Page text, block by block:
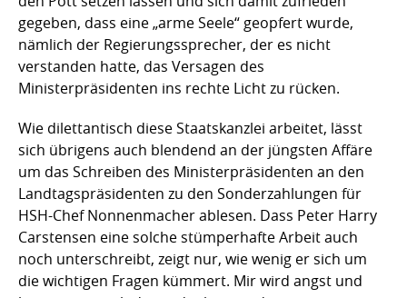
gegeben, dass eine „arme Seele“ geopfert wurde,
nämlich der Regierungssprecher, der es nicht
verstanden hatte, das Versagen des
Ministerpräsidenten ins rechte Licht zu rücken.
Wie dilettantisch diese Staatskanzlei arbeitet, lässt
sich übrigens auch blendend an der jüngsten Affäre
um das Schreiben des Ministerpräsidenten an den
Landtagspräsidenten zu den Sonderzahlungen für
HSH-Chef Nonnenmacher ablesen. Dass Peter Harry
Carstensen eine solche stümperhafte Arbeit auch
noch unterschreibt, zeigt nur, wie wenig er sich um
die wichtigen Fragen kümmert. Mir wird angst und